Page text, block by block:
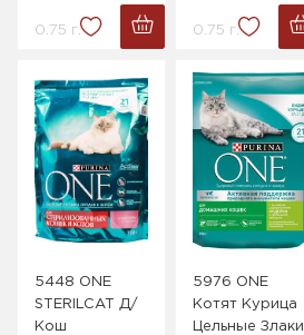
0.75 г. 0.75 г.
5448 ONE
STERILCAT Д/
Кош
5976 ONE
Котят Курица
Цельные Злаки